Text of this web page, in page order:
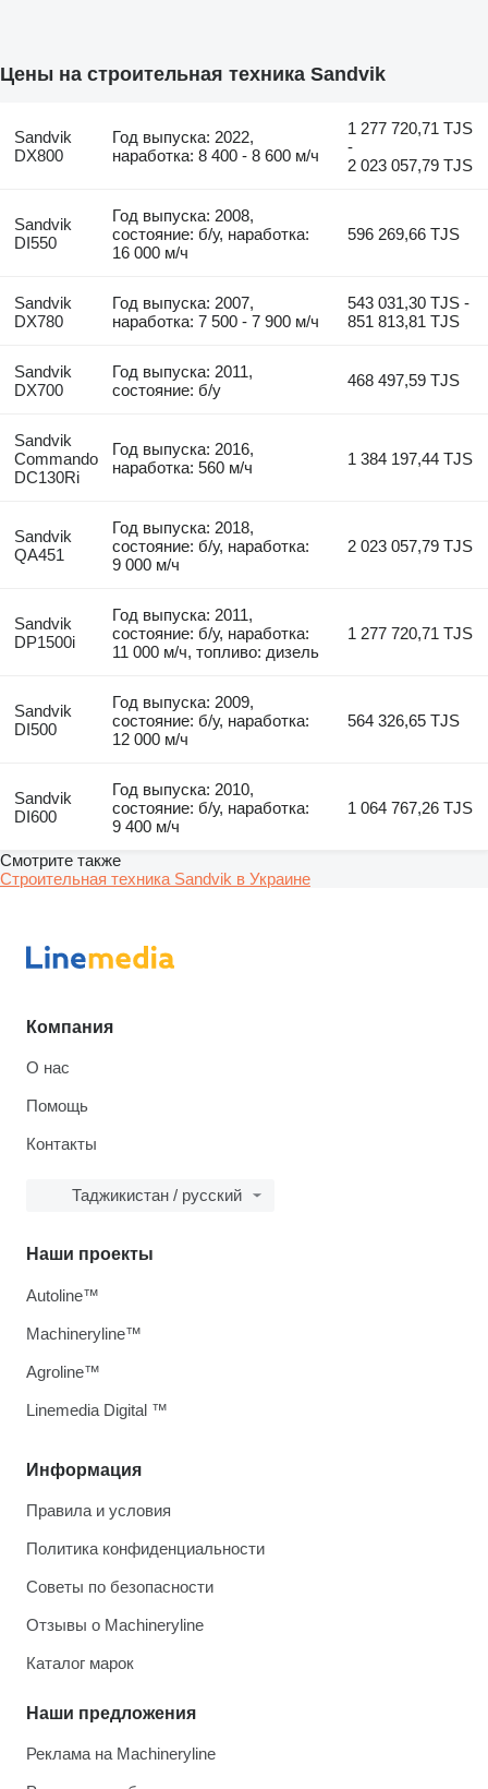
Цены на строительная техника Sandvik
Sandvik
DX800
Год выпуска: 2022,
наработка: 8 400 - 8 600 м/ч
1 277 720,71 TJS
-
2 023 057,79 TJS
Sandvik
DI550
Год выпуска: 2008,
состояние: б/у, наработка:
16 000 м/ч
596 269,66 TJS
Sandvik
DX780
Год выпуска: 2007,
наработка: 7 500 - 7 900 м/ч
543 031,30 TJS -
851 813,81 TJS
Sandvik
DX700
Год выпуска: 2011,
состояние: б/у
468 497,59 TJS
Sandvik
Commando
DC130Ri
Год выпуска: 2016,
наработка: 560 м/ч
1 384 197,44 TJS
Sandvik
QA451
Год выпуска: 2018,
состояние: б/у, наработка:
9 000 м/ч
2 023 057,79 TJS
Sandvik
DP1500i
Год выпуска: 2011,
состояние: б/у, наработка:
11 000 м/ч, топливо: дизель
1 277 720,71 TJS
Sandvik
DI500
Год выпуска: 2009,
состояние: б/у, наработка:
12 000 м/ч
564 326,65 TJS
Sandvik
DI600
Год выпуска: 2010,
состояние: б/у, наработка:
9 400 м/ч
1 064 767,26 TJS
Смотрите также
Строительная техника Sandvik в Украине
Компания
О нас
Помощь
Контакты
Таджикистан / русский
Информация
Правила и условия
Политика конфиденциальности
Советы по безопасности
Отзывы о Machineryline
Каталог марок
Наши предложения
Реклама на Machineryline
Наши проекты
Autoline™
Machineryline™
Agroline™
Linemedia Digital ™